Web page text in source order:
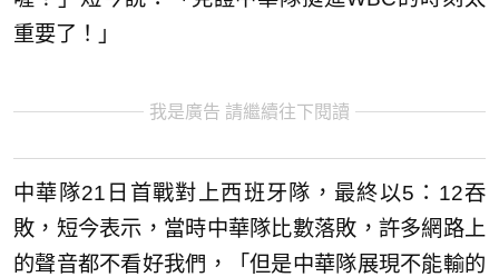
重要了！」
我是廣告 請繼續往下閱讀
中華隊21日首戰對上西班牙隊，最終以5：12吞
敗，短今表示，當時中華隊比數落敗，許多網路上
的聲音都不看好我們，「但是中華隊展現不能輸的